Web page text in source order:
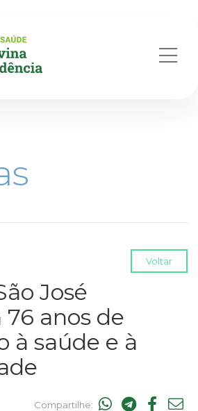
Voltar
José
anos de
à saúde e à
Compartilhe: